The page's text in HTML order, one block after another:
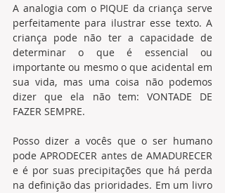
A analogia com o PIQUE da criança serve
perfeitamente para ilustrar esse texto. A
criança pode não ter a capacidade de
determinar o que é essencial ou
importante ou mesmo o que acidental em
sua vida, mas uma coisa não podemos
dizer que ela não tem: VONTADE DE
FAZER SEMPRE.
Posso dizer a vocês que o ser humano
pode APRODECER antes de AMADURECER
e é por suas precipitações que há perda
na definição das prioridades. Em um livro